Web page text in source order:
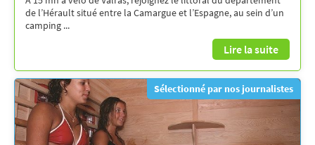
de l’Hérault situé entre la Camargue et l’Espagne, au sein d’un
camping ...
Lire la suite
Sélectionné par nos journalistes